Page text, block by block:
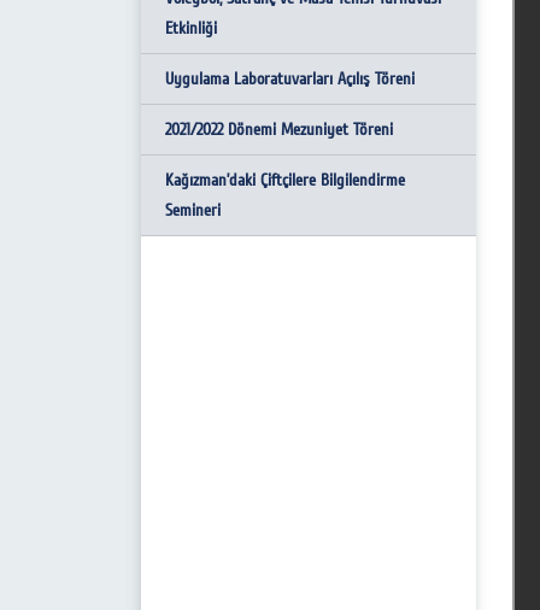
Spor Yönetimi Programı
Bölüm Akademik Kadrosu
Etkinliği
Uygulama Laboratuvarları Açılış Töreni
2021/2022 Dönemi Mezuniyet Töreni
Kağızman’daki Çiftçilere Bilgilendirme
Semineri